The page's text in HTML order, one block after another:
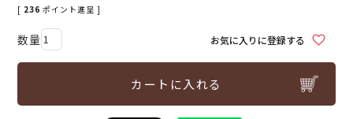
[ 236 ポイント進呈 ]
お気に入りに登録する
カートに入れる